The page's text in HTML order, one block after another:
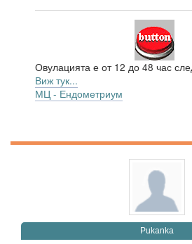
Овулацията е от 12 до 48 час
Виж тук...
МЦ - Ендометриум
Pukanka